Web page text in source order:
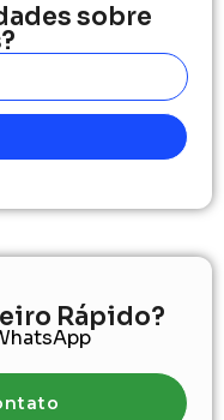
sobre
Rápido?